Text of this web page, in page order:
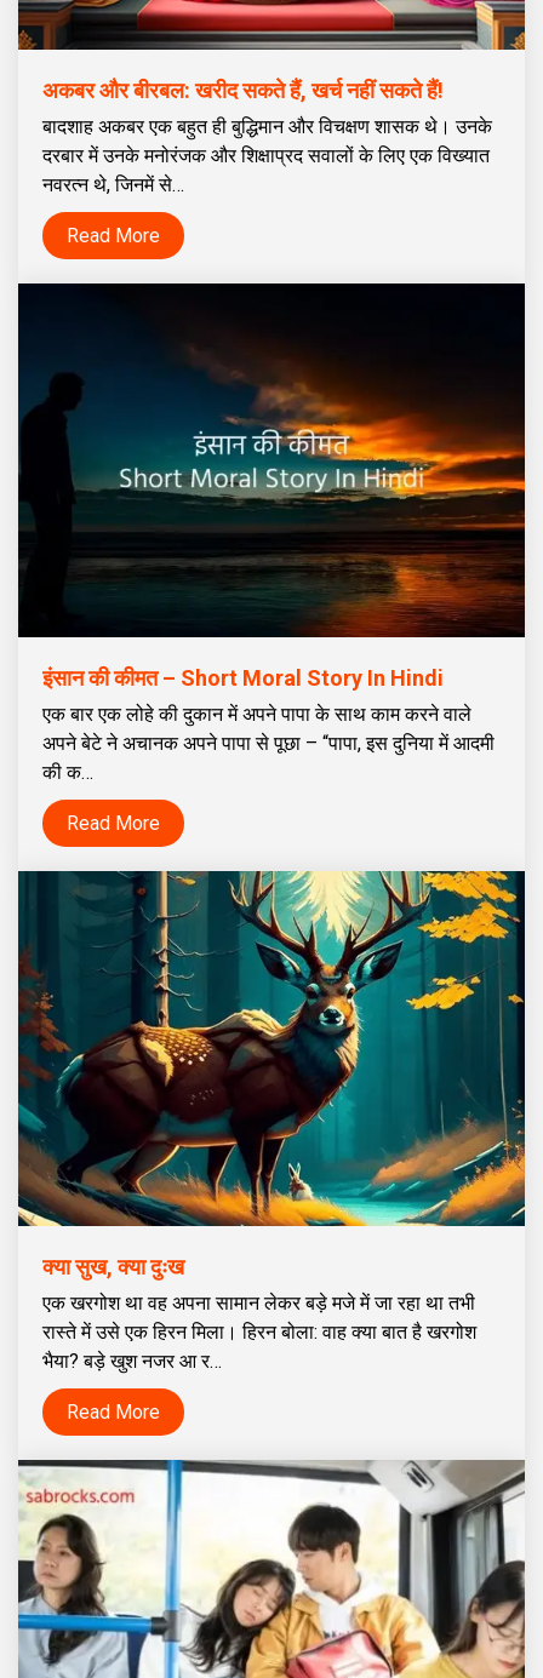
अकबर और बीरबल: खरीद सकते हैं, खर्च नहीं सकते हैं!
बादशाह अकबर एक बहुत ही बुद्धिमान और विचक्षण शासक थे। उनके
दरबार में उनके मनोरंजक और शिक्षाप्रद सवालों के लिए एक विख्यात
नवरत्न थे, जिनमें से…
Read More
इंसान की कीमत – Short Moral Story In Hindi
एक बार एक लोहे की दुकान में अपने पापा के साथ काम करने वाले
अपने बेटे ने अचानक अपने पापा से पूछा – “पापा, इस दुनिया में आदमी
की क…
Read More
क्या सुख, क्या दुःख
एक खरगोश था वह अपना सामान लेकर बड़े मजे में जा रहा था तभी
रास्ते में उसे एक हिरन मिला। हिरन बोला: वाह क्या बात है खरगोश
भैया? बड़े खुश नजर आ र…
Read More